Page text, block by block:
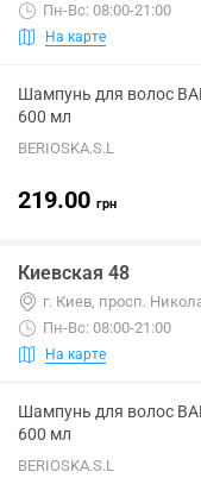
Пн-Вс: 08:00-21:00
На карте
Шампунь для волос
600 мл
BERIOSKA.S.L
219.00 грн
Киевская 48
г. Киев, просп.
Пн-Вс: 08:00-21:00
На карте
Шампунь для волос
600 мл
BERIOSKA.S.L